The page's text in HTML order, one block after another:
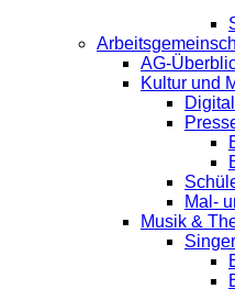
AG-
Kultur und
Mal-
Musik &